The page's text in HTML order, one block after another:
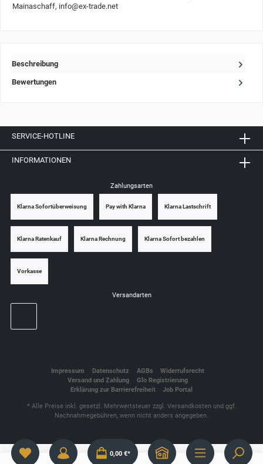
0,00 €*
Mainaschaff, info@ex-trade.net
Beschreibung
Bewertungen
SERVICE-HOTLINE
INFORMATIONEN
Zahlungsarten
Klarna Sofortüberweisung Pay with Klarna Klarna Lastschrift
Klarna Ratenkauf Klarna Rechnung Klarna Sofort bezahlen
Vorkasse
Versandarten
Impressum Datenschutz AGBs
Widerrufsrecht
Versand und Zahlung
Glo Registrierung
Erklärung zur Barrierefreiheit
Job Portal
* Alle Preise inkl. gesetzl. Mehrwertsteuer zzgl. Versandkosten und ggf.
Nachnahmegebühren, wenn nicht anders angegeben.